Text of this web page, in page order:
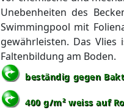
Unebenheiten des
Swimmingpool mit
gewährleisten. Das
Faltenbildung am Boden.
beständig gegen
400 g/m² weiss auf